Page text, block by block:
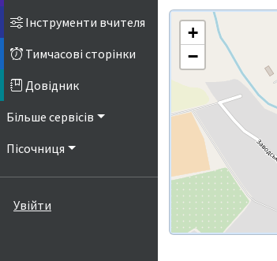
Інструменти вчителя
Тимчасові сторінки
Довідник
Більше сервісів
Пісочниця
Увійти
+
−